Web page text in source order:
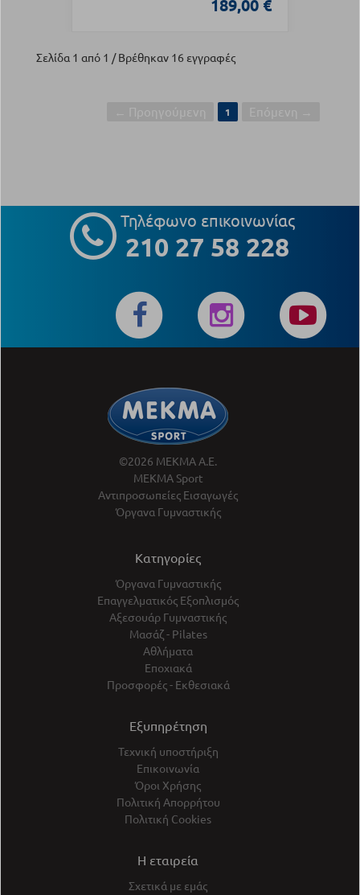
189,00 €
Σελίδα 1 από 1 / Βρέθηκαν 16 εγγραφές
1
Τηλέφωνο επικοινωνίας
210 27 58 228
©2026 ΜΕΚΜΑ Α.Ε.
ΜΕΚΜΑ Sport
Αντιπροσωπείες Εισαγωγές
Όργανα Γυμναστικής
Κατηγορίες
Όργανα Γυμναστικής
Επαγγελματικός Εξοπλισμός
Αξεσουάρ Γυμναστικής
Μασάζ - Pilates
Αθλήματα
Εποχιακά
Προσφορές - Εκθεσιακά
Εξυπηρέτηση
Τεχνική υποστήριξη
Επικοινωνία
Όροι Χρήσης
Πολιτική Απορρήτου
Πολιτική Cookies
Η εταιρεία
Σχετικά με εμάς